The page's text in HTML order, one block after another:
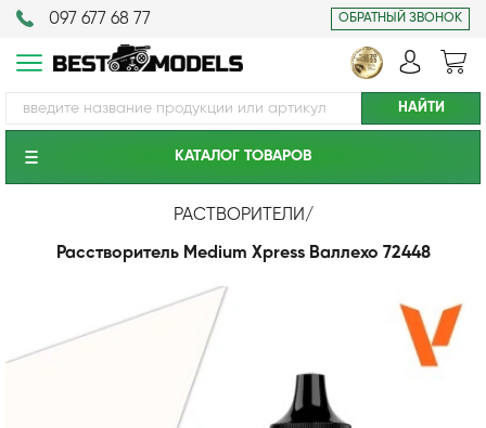
097 677 68 77 ОБРАТНЫЙ ЗВОНОК
КАТАЛОГ ТОВАРОВ
РАСТВОРИТЕЛИ/
Расстворитель Medium Xpress Валлехо 72448